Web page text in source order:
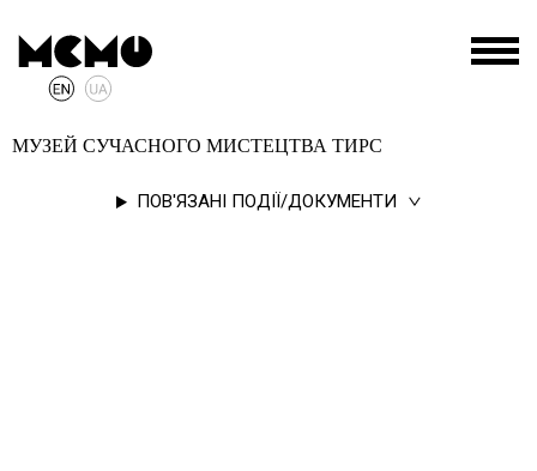
МУЗЕЙ СУЧАСНОГО МИСТЕЦТВА TИPC
ПОВ'ЯЗАНІ ПОДІЇ/ДОКУМЕНТИ